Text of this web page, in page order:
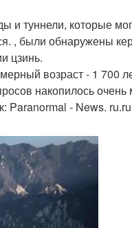
и туннели, которые
, были обнаружены
цзинь.
возраст - 1 700
накопилось очень
Paranormal - News.